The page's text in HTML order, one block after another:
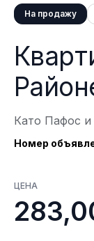
На продажу
Като Пафос
Номер
ЦЕНА